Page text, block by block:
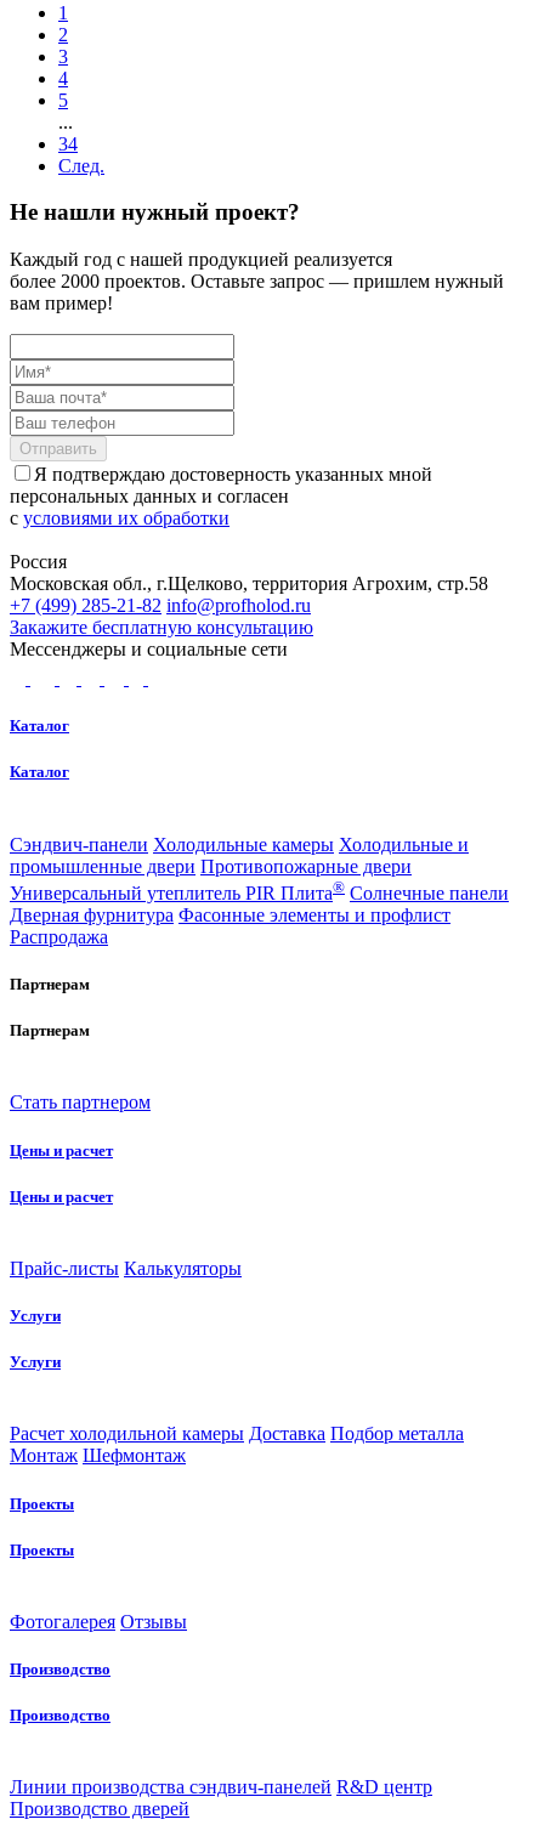
1
2
3
4
5
...
34
След.
Не нашли нужный проект?
Каждый год с нашей продукцией реализуется
более 2000 проектов. Оставьте запрос — пришлем нужный
вам пример!
Отправить
Я подтверждаю достоверность указанных мной
персональных данных и согласен
с условиями их обработки
Россия
Московская обл., г.Щелково, территория Агрохим, стр.58
+7 (499) 285-21-82 info@profholod.ru
Закажите бесплатную консультацию
Мессенджеры и социальные сети
Каталог
Каталог
Сэндвич-панели Холодильные камеры Холодильные и
промышленные двери Противопожарные двери
Универсальный утеплитель PIR Плита® Солнечные панели
Дверная фурнитура Фасонные элементы и профлист
Распродажа
Партнерам
Партнерам
Стать партнером
Цены и расчет
Цены и расчет
Прайс-листы Калькуляторы
Услуги
Услуги
Расчет холодильной камеры Доставка Подбор металла
Монтаж Шефмонтаж
Проекты
Проекты
Фотогалерея Отзывы
Производство
Производство
Линии производства сэндвич-панелей R&D центр
Производство дверей